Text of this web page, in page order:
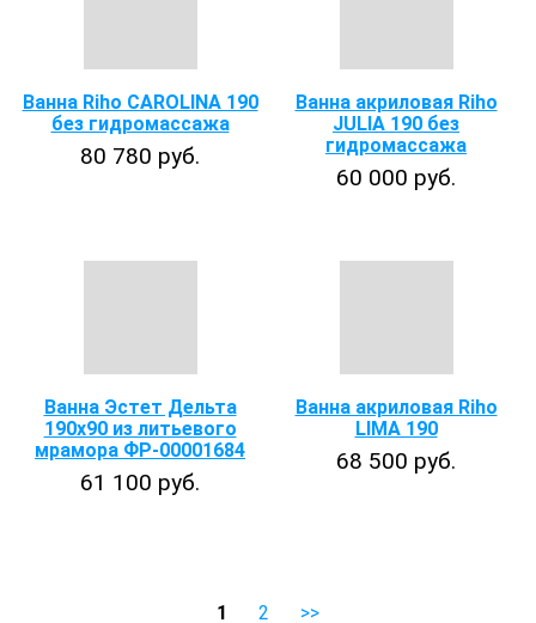
Ванна Riho CAROLINA 190
без гидромассажа
80 780 руб.
Ванна акриловая Riho
JULIA 190 без
гидромассажа
60 000 руб.
Ванна Эстет Дельта
190х90 из литьевого
мрамора ФР-00001684
61 100 руб.
Ванна акриловая Riho
LIMA 190
68 500 руб.
1 2 >>